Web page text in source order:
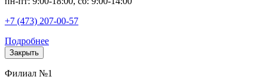
+7 (473) 207-00-57
Подробнее
Закрыть
Филиал №1